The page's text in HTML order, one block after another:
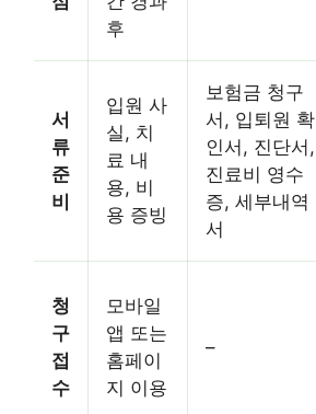
후
서
류
준
비
입원 사
실, 치
료 내
용, 비
용 증빙
보험금 청구
서, 입퇴원 확
인서, 진단서,
진료비 영수
증, 세부내역
서
청
구
접
수
모바일
앱 또는
홈페이
지 이용
–